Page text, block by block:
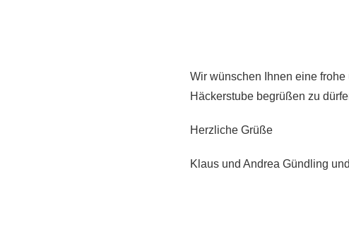
Wir wünschen Ihnen eine
Häckerstube begrüßen zu
Herzliche Grüße
Klaus und Andrea Gündling